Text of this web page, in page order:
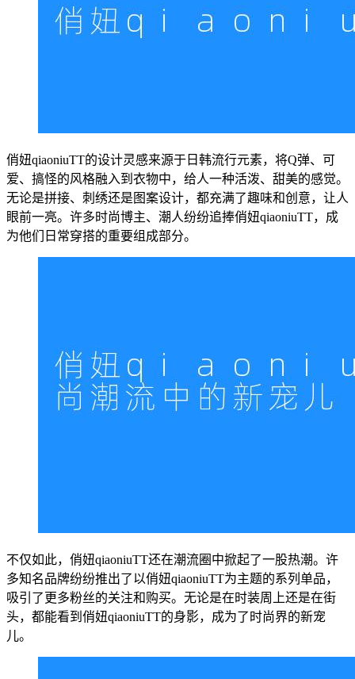
俏妞qiaoniuTT的设计灵感来源于日韩流行元素，将Q弹、可
爱、搞怪的风格融入到衣物中，给人一种活泼、甜美的感觉。
无论是拼接、刺绣还是图案设计，都充满了趣味和创意，让人
眼前一亮。许多时尚博主、潮人纷纷追捧俏妞qiaoniuTT，成
为他们日常穿搭的重要组成部分。
不仅如此，俏妞qiaoniuTT还在潮流圈中掀起了一股热潮。许
多知名品牌纷纷推出了以俏妞qiaoniuTT为主题的系列单品，
吸引了更多粉丝的关注和购买。无论是在时装周上还是在街
头，都能看到俏妞qiaoniuTT的身影，成为了时尚界的新宠
儿。